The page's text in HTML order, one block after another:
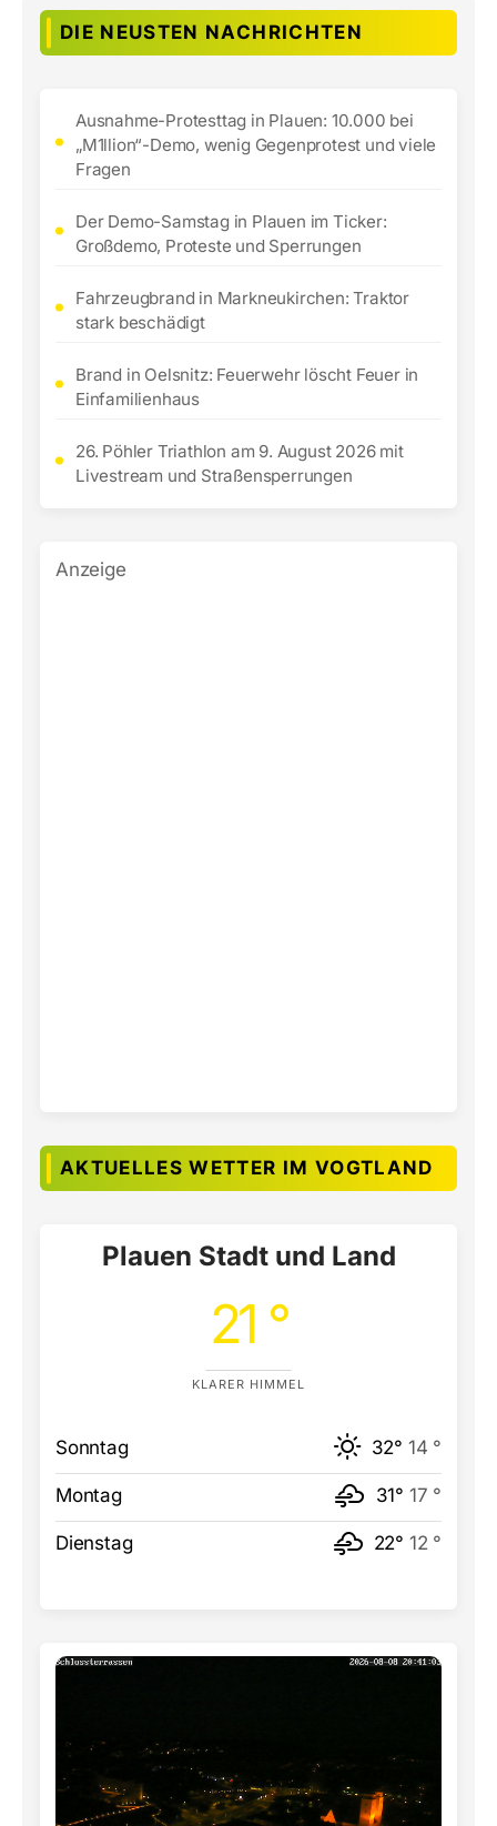
DIE NEUSTEN NACHRICHTEN
Ausnahme-Protesttag in Plauen: 10.000 bei
„M1llion“-Demo, wenig Gegenprotest und viele
Fragen
Der Demo-Samstag in Plauen im Ticker:
Großdemo, Proteste und Sperrungen
Fahrzeugbrand in Markneukirchen: Traktor
stark beschädigt
Brand in Oelsnitz: Feuerwehr löscht Feuer in
Einfamilienhaus
26. Pöhler Triathlon am 9. August 2026 mit
Livestream und Straßensperrungen
Anzeige
AKTUELLES WETTER IM VOGTLAND
Plauen Stadt und Land
21 °
KLARER HIMMEL
Sonntag 32° 14 °
Montag 31° 17 °
Dienstag 22° 12 °